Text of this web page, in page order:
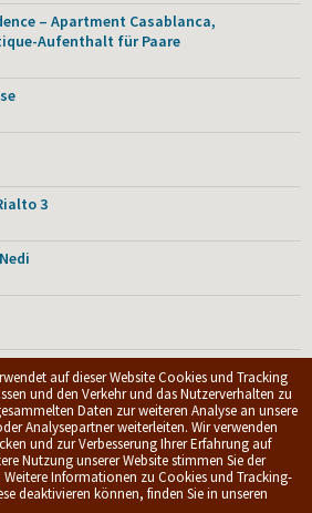
auf dieser Website Cookies und Tracking
und den Verkehr und das Nutzerverhalten zu
Daten zur weiteren Analyse an unsere
Analysepartner weiterleiten. Wir verwenden
und zur Verbesserung Ihrer Erfahrung auf
Nutzung unserer Website stimmen Sie der
Informationen zu Cookies und Tracking-
deaktivieren können, finden Sie in unseren
– Apartment Casablanca,
Aufenthalt für Paare
3
|Privacy policy|Allgemeine
Spitze